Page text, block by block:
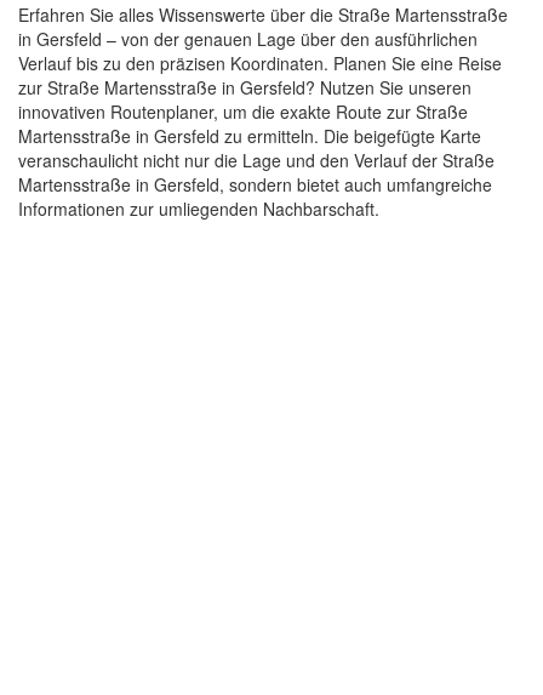
Erfahren Sie alles Wissenswerte über die Straße Martensstraße
in Gersfeld – von der genauen Lage über den ausführlichen
Verlauf bis zu den präzisen Koordinaten. Planen Sie eine Reise
zur Straße Martensstraße in Gersfeld? Nutzen Sie unseren
innovativen Routenplaner, um die exakte Route zur Straße
Martensstraße in Gersfeld zu ermitteln. Die beigefügte Karte
veranschaulicht nicht nur die Lage und den Verlauf der Straße
Martensstraße in Gersfeld, sondern bietet auch umfangreiche
Informationen zur umliegenden Nachbarschaft.